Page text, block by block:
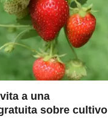
a una
sobre cultivo